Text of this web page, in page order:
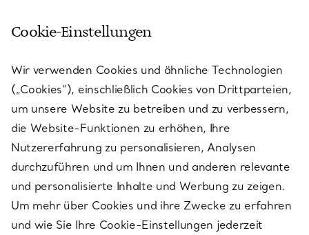
KUNDENSERVICE
SERVICES
ÜBER TIFFANY & CO.
RECHTLICHE HINWEISE
Cookie-Einstellungen
Wir verwenden Cookies und ähnliche Technologien
(„Cookies“), einschließlich Cookies von Drittparteien,
um unsere Website zu betreiben und zu verbessern,
die Website-Funktionen zu erhöhen, Ihre
Nutzererfahrung zu personalisieren, Analysen
durchzuführen und um Ihnen und anderen relevante
und personalisierte Inhalte und Werbung zu zeigen.
Um mehr über Cookies und ihre Zwecke zu erfahren
und wie Sie Ihre Cookie-Einstellungen jederzeit